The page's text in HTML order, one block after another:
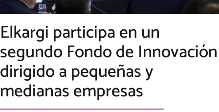
Elkargi participa en un
segundo Fondo de Innovación
dirigido a pequeñas y
medianas empresas